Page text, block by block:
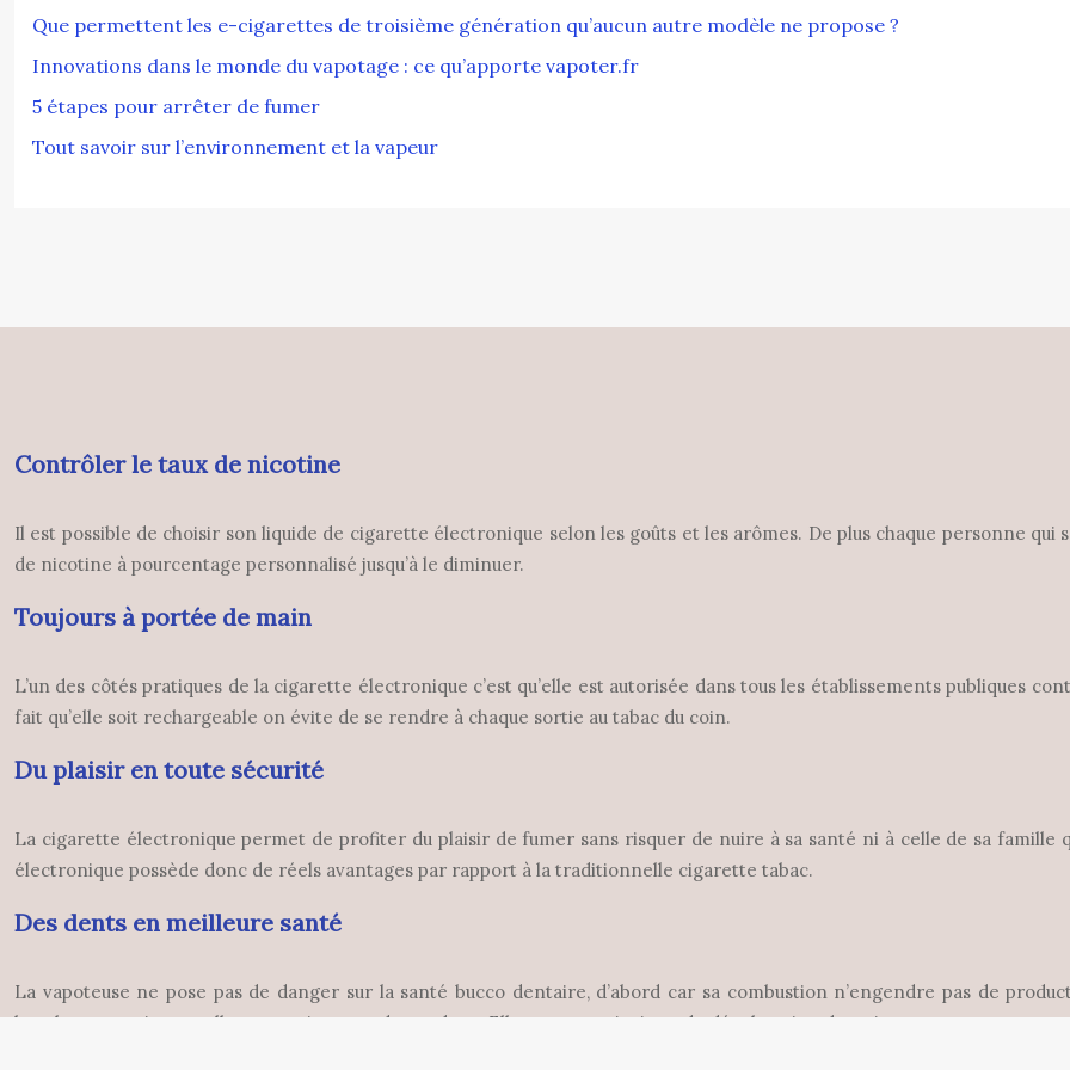
Que permettent les e-cigarettes de troisième génération qu’aucun autre modèle ne propose ?
Innovations dans le monde du vapotage : ce qu’apporte vapoter.fr
5 étapes pour arrêter de fumer
Tout savoir sur l’environnement et la vapeur
Contrôler le taux de nicotine
Il est possible de choisir son liquide de cigarette électronique selon les goûts et les arômes. De plus chaque personne
de nicotine à pourcentage personnalisé jusqu’à le diminuer.
Toujours à portée de main
L’un des côtés pratiques de la cigarette électronique c’est qu’elle est autorisée dans tous les établissements publiques
fait qu’elle soit rechargeable on évite de se rendre à chaque sortie au tabac du coin.
Du plaisir en toute sécurité
La cigarette électronique permet de profiter du plaisir de fumer sans risquer de nuire à sa santé ni à celle de sa famille
électronique possède donc de réels avantages par rapport à la traditionnelle cigarette tabac.
Des dents en meilleure santé
La vapoteuse ne pose pas de danger sur la santé bucco dentaire, d’abord car sa combustion n’engendre pas de
bouche et ensuite car elle ne contient pas de goudron. Elle ne cause ainsi pas de décoloration dentaire.